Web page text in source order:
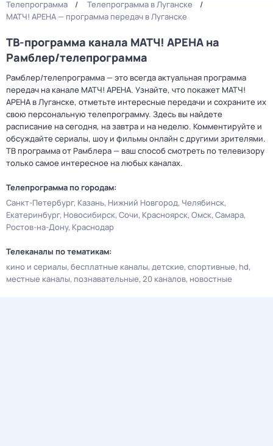
Телепрограмма
Телепрограмма в Луганске
МАТЧ! АРЕНА — программа передач в Луганске
ТВ-программа канала МАТЧ! АРЕНА на
Рамблер/телепрограмма
Рамблер/телепрограмма — это всегда актуальная программа
передач на канале МАТЧ! АРЕНА. Узнайте, что покажет МАТЧ!
АРЕНА в Луганске, отметьте интересные передачи и сохраните их
свою персональную телепрограмму. Здесь вы найдете
расписание на сегодня, на завтра и на неделю. Комментируйте и
обсуждайте сериалы, шоу и фильмы онлайн с другими зрителями.
ТВ программа от Рамблера — ваш способ смотреть по телевизору
только самое интересное на любых каналах.
Телепрограмма по городам:
Санкт-Петербург Казань Нижний Новгород Челябинск
Екатеринбург Новосибирск Сочи Красноярск Омск Самара
Ростов-на-Дону Краснодар
Телеканалы по тематикам:
кино и сериалы бесплатные каналы детские спортивные hd
местные каналы познавательные 20 каналов новостные